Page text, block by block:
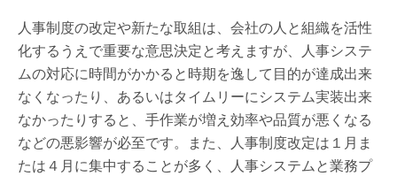
人事制度の改定や新たな取組は、会社の人と組織を活性
化するうえで重要な意思決定と考えますが、人事システ
ムの対応に時間がかかると時期を逸して目的が達成出来
なくなったり、あるいはタイムリーにシステム実装出来
なかったりすると、手作業が増え効率や品質が悪くなる
などの悪影響が必至です。また、人事制度改定は１月ま
たは４月に集中することが多く、人事システムと業務プ